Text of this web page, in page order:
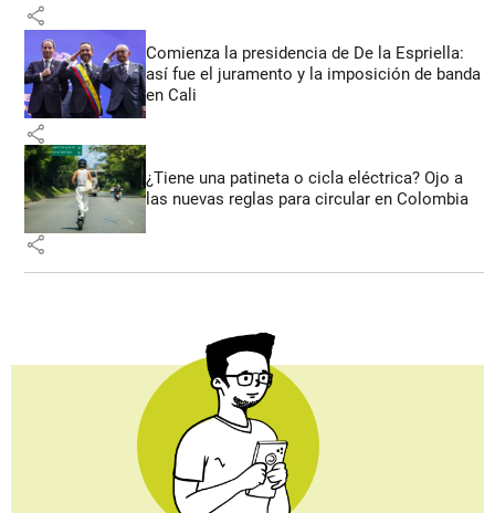
share
Comienza la presidencia de De la Espriella:
así fue el juramento y la imposición de banda
en Cali
share
¿Tiene una patineta o cicla eléctrica? Ojo a
las nuevas reglas para circular en Colombia
share